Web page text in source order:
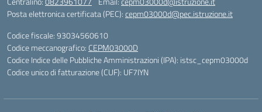
Posta elettronica certificata (PEC):cepm03000d@pec.istruzione.it
Codice fiscale: 93034560610
Codice meccanografico: CEPM03000D
Codice Indice delle Pubbliche Amministrazioni (IPA): istsc_cepm03000d
Codice unico di fatturazione (CUF): UF7IYN